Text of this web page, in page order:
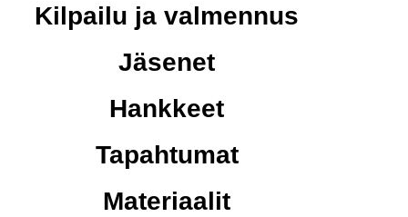
Kilpailu ja valmennus
Jäsenet
Hankkeet
Tapahtumat
Materiaalit